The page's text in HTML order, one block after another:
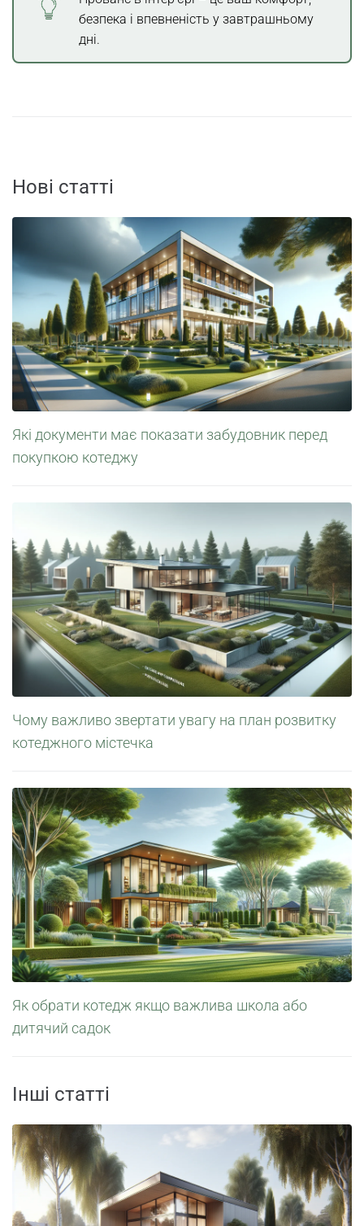
безпека і впевненість у завтрашньому
дні.
Нові статті
Які документи має показати забудовник перед
покупкою котеджу
Чому важливо звертати увагу на план розвитку
котеджного містечка
Як обрати котедж якщо важлива школа або
дитячий садок
Інші статті